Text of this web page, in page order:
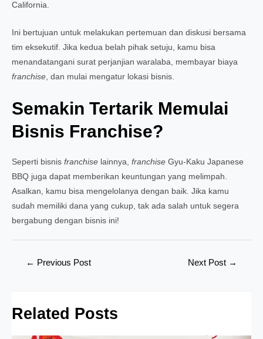
California.
Ini bertujuan untuk melakukan pertemuan dan diskusi bersama
tim eksekutif. Jika kedua belah pihak setuju, kamu bisa
menandatangani surat perjanjian waralaba, membayar biaya
franchise, dan mulai mengatur lokasi bisnis.
Semakin Tertarik Memulai
Bisnis Franchise?
Seperti bisnis franchise lainnya, franchise Gyu-Kaku Japanese
BBQ juga dapat memberikan keuntungan yang melimpah.
Asalkan, kamu bisa mengelolanya dengan baik. Jika kamu
sudah memiliki dana yang cukup, tak ada salah untuk segera
bergabung dengan bisnis ini!
← Previous Post Next Post →
Related Posts